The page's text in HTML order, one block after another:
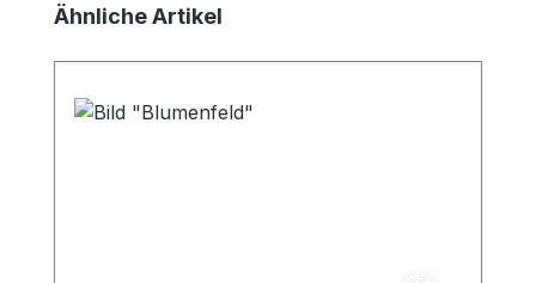
Produktgalerie überspringen
Ähnliche Artikel